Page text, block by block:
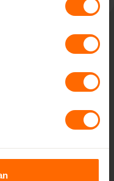
onze eigen
rechtstreeks bij de
scherpe prijzen,